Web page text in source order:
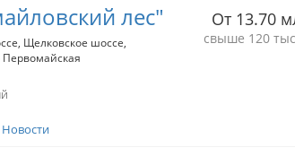
лес" От 13.70
свыше 120
Щелковское шоссе
Первомайская
Новости